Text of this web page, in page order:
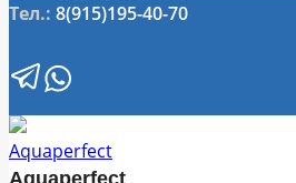
Тел.: 8(915)195-40-70
Aquaperfect